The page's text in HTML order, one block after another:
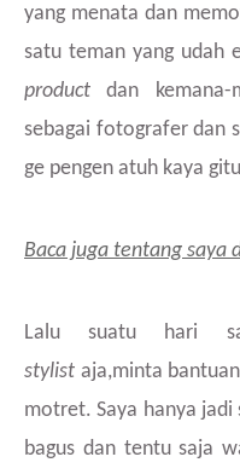
yang menata dan
satu teman yang udah
productdan
sebagai fotografer dan
ge pengen atuh kaya
Baca juga tentang saya
Lalu suatu hari
stylist aja,minta
motret. Saya hanya
bagus dan tentu saja